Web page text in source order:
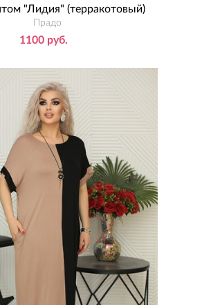
"Лидия" (терракотовый)
Прадо
1100 руб.